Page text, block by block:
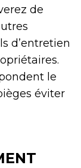
de
d’entretien
le
éviter